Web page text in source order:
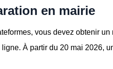
en mairie
vous devez obtenir un
À partir du 20 mai 2026,